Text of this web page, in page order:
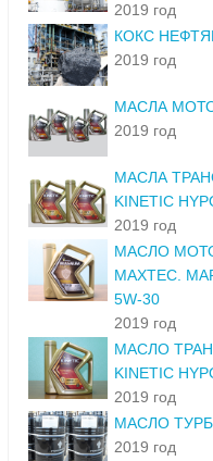
2019 год
КОКС
2019 год
МАСЛА
2019 год
МАСЛА
KINETIC
2019 год
МАСЛО
MAXTEC.
5W-30
2019 год
МАСЛО
KINETIC
2019 год
МАСЛО
2019 год